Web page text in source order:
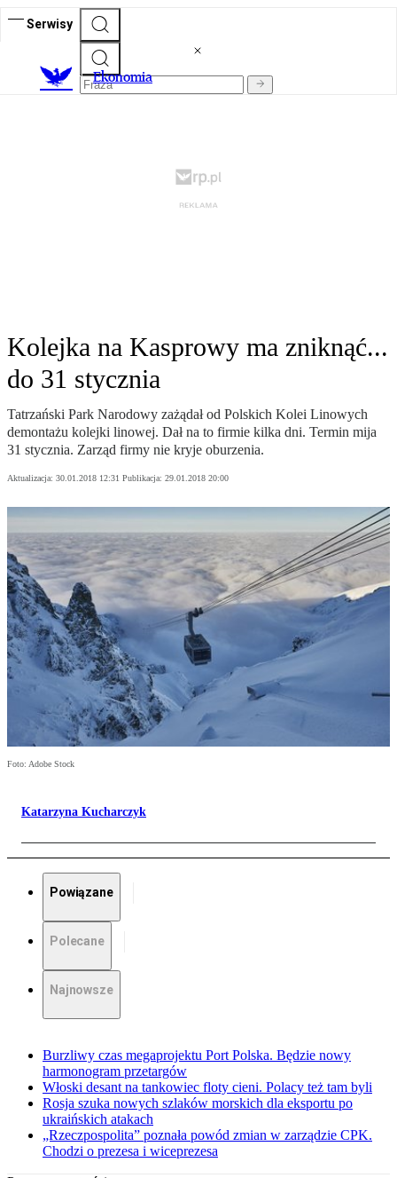
Serwisy
Ekonomia
Kolejka na Kasprowy ma zniknąć...
do 31 stycznia
Tatrzański Park Narodowy zażądał od Polskich Kolei Linowych
demontażu kolejki linowej. Dał na to firmie kilka dni. Termin mija
31 stycznia. Zarząd firmy nie kryje oburzenia.
Aktualizacja: 30.01.2018 12:31 Publikacja: 29.01.2018 20:00
Foto: Adobe Stock
Katarzyna Kucharczyk
Powiązane
Polecane
Najnowsze
Burzliwy czas megaprojektu Port Polska. Będzie nowy
harmonogram przetargów
Włoski desant na tankowiec floty cieni. Polacy też tam byli
Rosja szuka nowych szlaków morskich dla eksportu po
ukraińskich atakach
„Rzeczpospolita” poznała powód zmian w zarządzie CPK.
Chodzi o prezesa i wiceprezesa